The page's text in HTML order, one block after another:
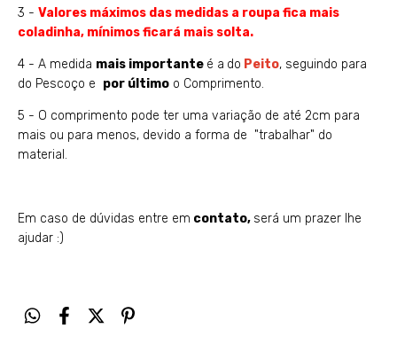
3 - Valores máximos das medidas a roupa fica mais
coladinha, mínimos ficará mais solta.
4 - A medida mais importante é a do Peito, seguindo para
do Pescoço e por último o Comprimento.
5 - O comprimento pode ter uma variação de até 2cm para
mais ou para menos, devido a forma de "trabalhar" do
material.
Em caso de dúvidas entre em contato, será um prazer lhe
ajudar :)